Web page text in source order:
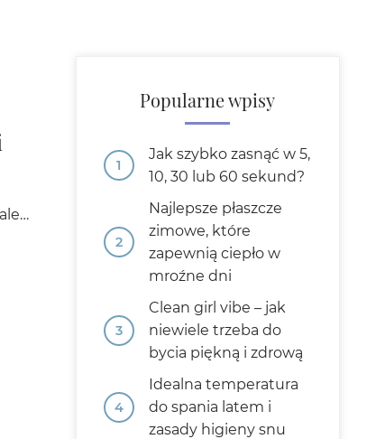
Popularne wpisy
Jak szybko zasnąć w 5,
10, 30 lub 60 sekund?
Najlepsze płaszcze
zimowe, które
zapewnią ciepło w
mroźne dni
Clean girl vibe – jak
niewiele trzeba do
bycia piękną i zdrową
Idealna temperatura
do spania latem i
zasady higieny snu